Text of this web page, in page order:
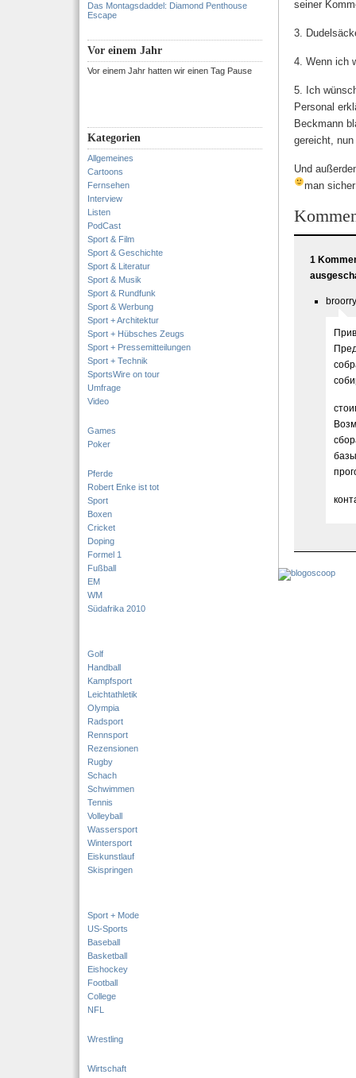
Das Montagsdaddel: Diamond Penthouse
Escape
Vor einem Jahr
Vor einem Jahr hatten wir einen Tag Pause
Kategorien
Allgemeines
Cartoons
Fernsehen
Interview
Listen
PodCast
Sport & Film
Sport & Geschichte
Sport & Literatur
Sport & Musik
Sport & Rundfunk
Sport & Werbung
Sport + Architektur
Sport + Hübsches Zeugs
Sport + Pressemitteilungen
Sport + Technik
SportsWire on tour
Umfrage
Video
Games
Poker
Pferde
Robert Enke ist tot
Sport
Boxen
Cricket
Doping
Formel 1
Fußball
EM
WM
Südafrika 2010
Golf
Handball
Kampfsport
Leichtathletik
Olympia
Radsport
Rennsport
Rezensionen
Rugby
Schach
Schwimmen
Tennis
Volleyball
Wassersport
Wintersport
Eiskunstlauf
Skispringen
Sport + Mode
US-Sports
Baseball
Basketball
Eishockey
Football
College
NFL
Wrestling
Wirtschaft
seiner
3.
4. Wenn ich
5. Ich
Personal
Beckmann
gereicht,
Und
man
1